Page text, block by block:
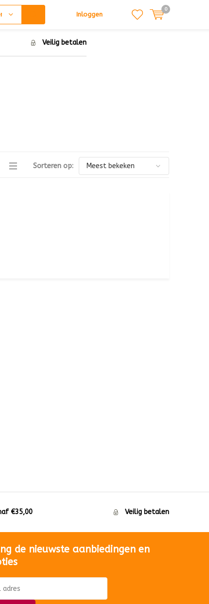
Inloggen
0
Veilig betalen
Sorteren op:
€35,00 Veilig betalen
de nieuwste aanbiedingen en